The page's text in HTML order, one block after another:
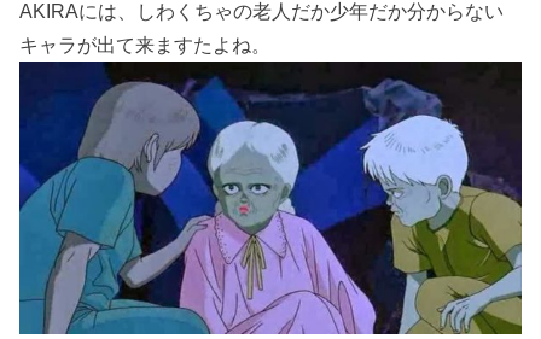
AKIRAには、しわくちゃの老人だか少年だか分からない
キャラが出て来ますたよね。